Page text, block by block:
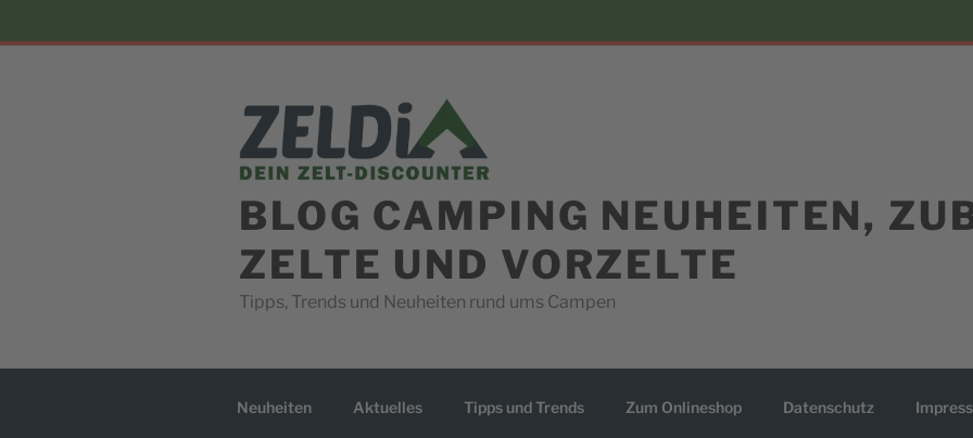
to
BLOG CAMPING NEUHEITEN,
ZELTE UND VORZELTE
Tipps, Trends und Neuheiten rund ums Campen
Neuheiten Aktuelles Tipps und Trends Zum Onlineshop Datenschutz